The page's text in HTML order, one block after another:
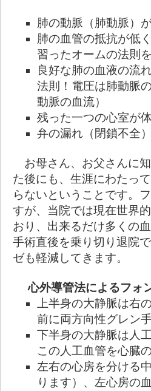
肺の動脈（肺動脈）
肺の血管の抵抗が低
習ったオームの法則
良好な肺の血液の流
法則！電圧は肺動脈
動脈の血流）
残った一つの心室が
弁の漏れ（閉鎖不全
お母さん、お父さんに
た後にも、生涯にわたっ
らないということです。
すが、当院では現在世界
おり、出来るだけ多くの
手術直後を乗り切り退院
ゼも軽減してきます。
心外導管法によるフォ
上半身の大静脈は右
前に両方向性グレン
下半身の大静脈は人
この人工血管を心臓
左右の心房を分ける
ります）、左心房の